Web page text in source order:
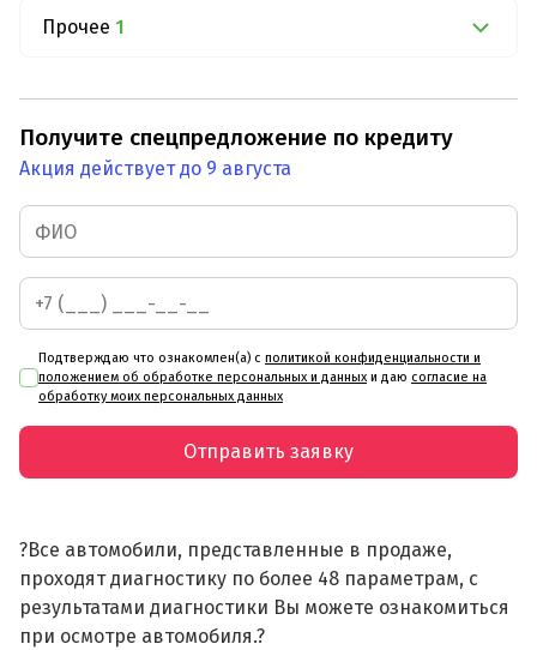
Прочее 1
Получите спецпредложение по кредиту
Акция действует до 9 августа
Подтверждаю что ознакомлен(а) с политикой конфиденциальности и
положением об обработке персональных и данных и даю согласие на
обработку моих персональных данных
Отправить заявку
?Все автомобили, представленные в продаже,
проходят диагностику по более 48 параметрам, с
результатами диагностики Вы можете ознакомиться
при осмотре автомобиля.?